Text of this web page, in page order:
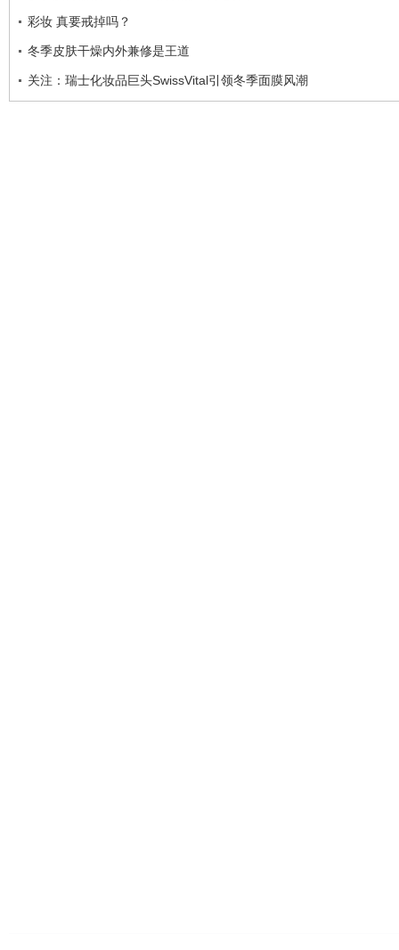
彩妆 真要戒掉吗？
冬季皮肤干燥内外兼修是王道
关注：瑞士化妆品巨头SwissVital引领冬季面膜风潮